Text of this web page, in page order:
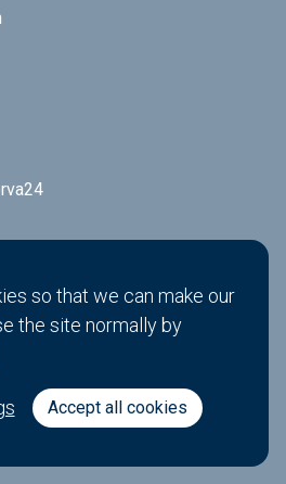
so that we can make our
the site normally by
Accept all cookies